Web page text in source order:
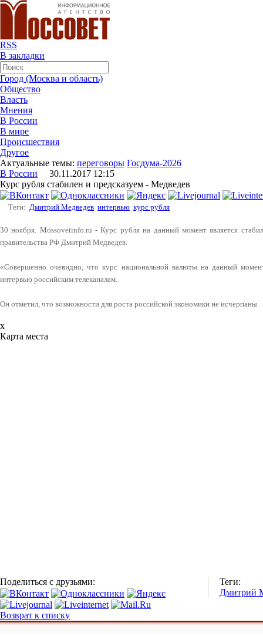
RSS
В закладки
Город (Москва и область)
Общество
Власть
Мнения
В России
В мире
Происшествия
Другое
Актуальные темы: переговоры Госдума-2026
В России 30.11.2017 12:15
Курс рубля стабилен и предсказуем - Медведев
Теги: Дмитрий Медведев интервью курс рубля
30 ноября. Mossovetinfo.ru - Курс рубля на данный момент является
правительства РФ Дмитрий Медведев.
«Совершенно очевидно, что курс национальной валюты на данный
интервью российским телеканалам.
Он отметил, что возможности для роста российской экономики не исчерпаны.
x
Карта места
Поделиться с друзьями:
Теги:
Дмитрий
Возврат к списку